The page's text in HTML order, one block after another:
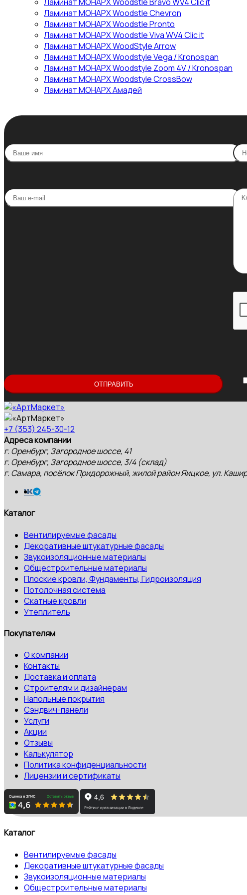
Ламинат МОНАРХ Woodstle Chevron
Ламинат МОНАРХ Woodstle Pronto
Ламинат МОНАРХ Woodstle Viva WV4 Clic it
Ламинат МОНАРХ WoodStyle Arrow
Ламинат МОНАРХ Woodstyle Vega / Kronospan
Ламинат МОНАРХ Woodstyle Zoom 4V / Kronospan
Ламинат МОНАРХ Woodstyle СrossBow
Ламинат МОНАРХ Амадей
+7 (353) 245-30-12
Адреса компании
г. Оренбург, Загородное шоссе, 41
г. Оренбург, Загородное шоссе, 3/4 (склад)
г. Самара, посёлок Придорожный, жилой район Яицкое, ул.
Каталог
Вентилируемые фасады
Декоративные штукатурные фасады
Звукоизоляционные материалы
Общестроительные материалы
Плоские кровли, Фундаменты, Гидроизоляция
Потолочная система
Скатные кровли
Утеплитель
Покупателям
О компании
Контакты
Доставка и оплата
Строителям и дизайнерам
Напольные покрытия
Сэндвич-панели
Услуги
Акции
Отзывы
Калькулятор
Политика конфиденциальности
Лицензии и сертификаты
Каталог
Вентилируемые фасады
Декоративные штукатурные фасады
Звукоизоляционные материалы
Общестроительные материалы